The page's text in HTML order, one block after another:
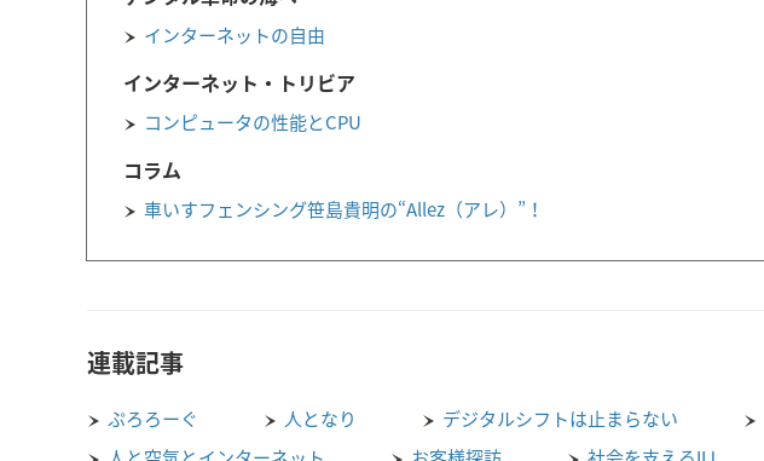
インターネットの自由
インターネット・トリビア
コンピュータの性能とCPU
コラム
車いすフェンシング笹島貴明の“Allez（アレ）”！
連載記事
ぷろろーぐ 人となり デジタルシフトは止まらない